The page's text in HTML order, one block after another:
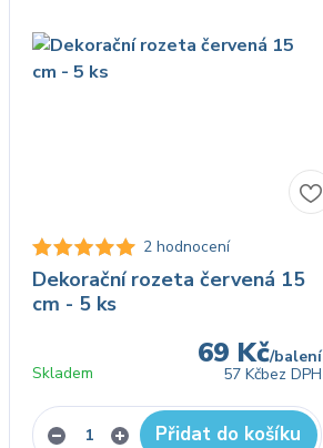
2 hodnocení
Dekorační rozeta červená 15
cm - 5 ks
69 Kč/balení
57 Kčbez DPH
Skladem
Přidat do košíku